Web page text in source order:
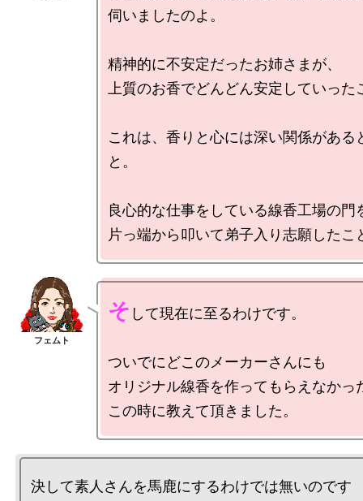
伺いましたのよ。
精神的に不安定だったお姉さまが、
上質のお香でどんどん安定していった
これは、香りと心には深い関係がある
と。
良心的な仕事をしている線香工場の門
そ して現在に至るわけです。
ついでにどこのメーカーさんにも
オリジナル線香を作ってもらえなかっ
決して素人さんを馬鹿にするわけでは無いのです